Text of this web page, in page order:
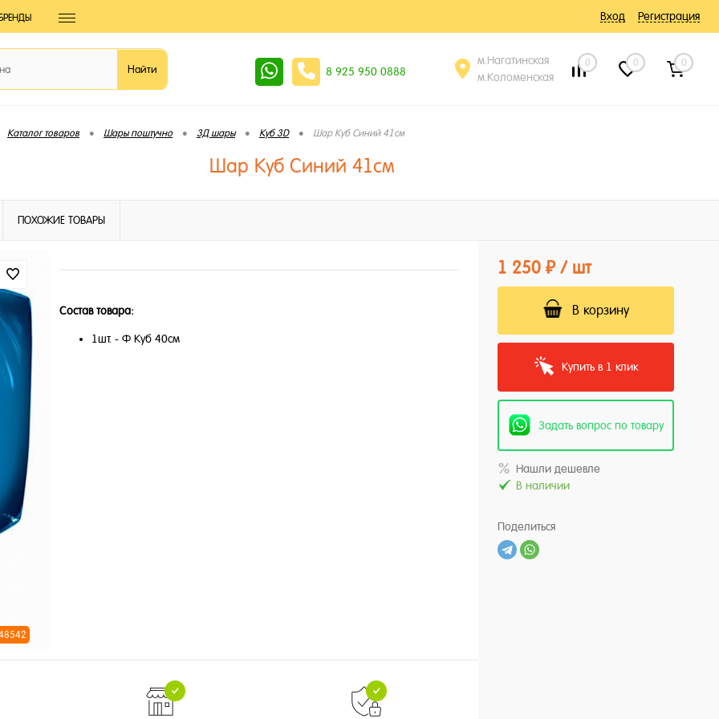
Вход Регистрация
8 925 950 0888
м.Нагатинская
м.Коломенская
0 0 0
Каталог товаров • Шары поштучно • 3Д шары • Куб 3D • Шар Куб Синий 41см
Шар Куб Синий 41см
ПОХОЖИЕ ТОВАРЫ
Состав товара:
1шт. - Ф Куб 40см
1 250 ₽ / шт
В корзину
Купить в 1 клик
Задать вопрос по товару
Нашли дешевле
В наличии
Поделиться